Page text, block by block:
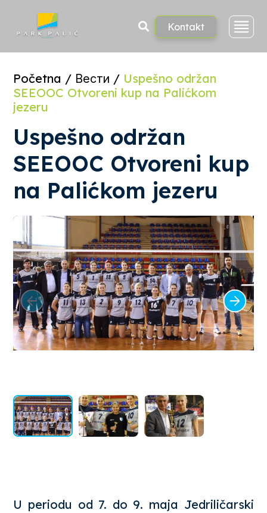
Kontakt
Početna / Вести / Uspešno održan
SEEOOC Otvoreni kup na Palićkom
jezeru
Uspešno održan
SEEOOC Otvoreni kup
na Palićkom jezeru
U periodu od 7. do 9. maja Jedriličarski